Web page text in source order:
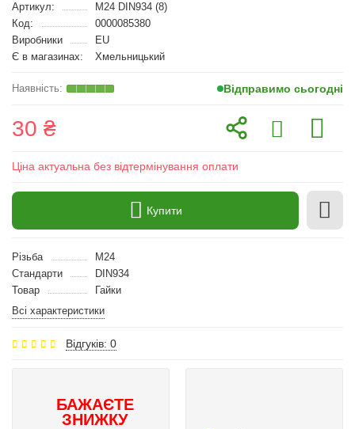
Артикул:
M24 DIN934 (8)
Код:
0000085380
Виробники
EU
Є в магазинах:
Хмельницький
Відправимо сьогодні
30 ₴
Ціна актуальна без відтермінування оплати
Купити
Різьба
M24
Стандарти
DIN934
Товар
Гайки
Всі характеристики
Відгуків: 0
БАЖАЄТЕ
ЗНИЖКУ